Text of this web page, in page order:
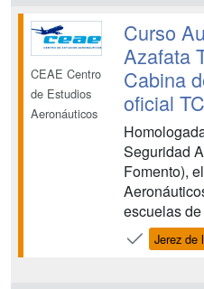
CEAE Centro
de Estudios
Aeronáuticos
Curso
Azafata
Cabina
oficial
Seguridad
Fomento),
escuelas
Tripulante
Cursos de
Jerez de